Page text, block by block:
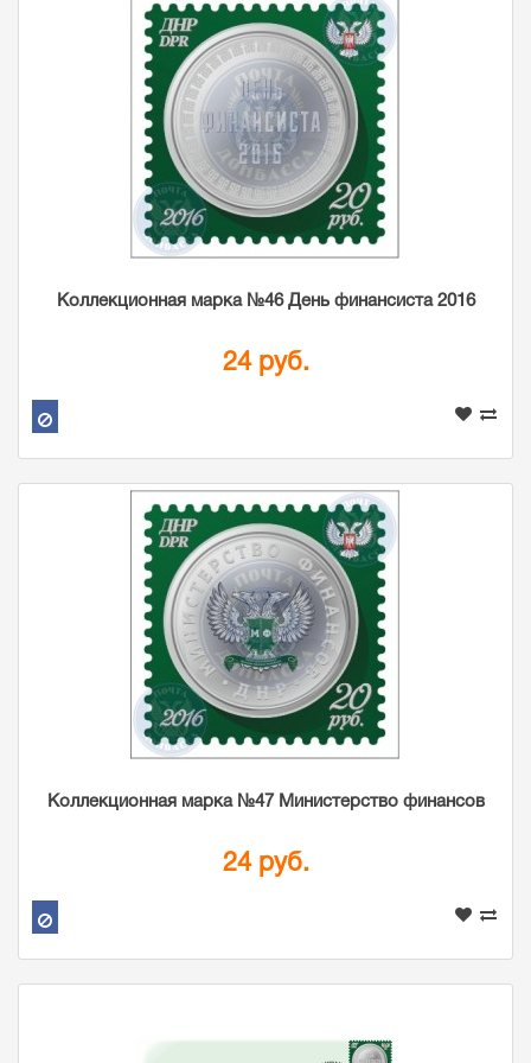
Коллекционная марка №46 День финансиста 2016
24 руб.
Коллекционная марка №47 Министерство финансов
24 руб.